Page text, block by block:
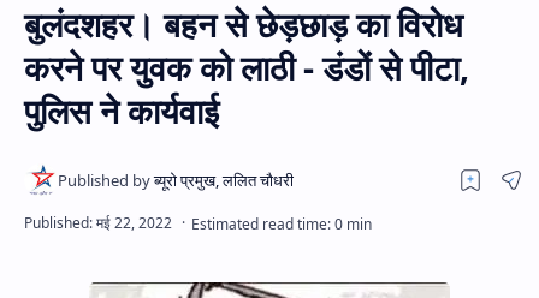
Hidden Menu
बुलंदशहर। बहन से छेड़छाड़ का विरोध
करने पर युवक को लाठी - डंडों से पीटा,
पुलिस ने कार्यवाई